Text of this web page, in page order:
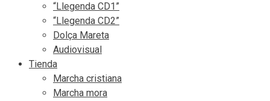
“Llegenda CD1”
“Llegenda CD2”
Dolça Mareta
Audiovisual
Tienda
Marcha cristiana
Marcha mora